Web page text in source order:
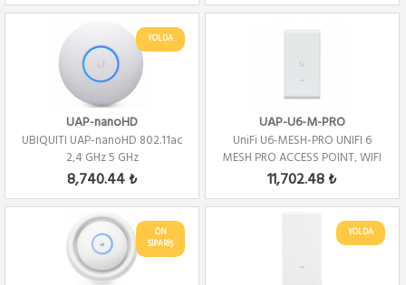
YOLDA
UAP-nanoHD
UBIQUITI UAP-nanoHD 802.11ac
2,4 GHz 5 GHz
8,740.44 ₺
UAP-U6-M-PRO
UniFi U6-MESH-PRO UNIFI 6
MESH PRO ACCESS POINT, WIFI
6
11,702.48 ₺
ÖN
SİPARİŞ
YOLDA